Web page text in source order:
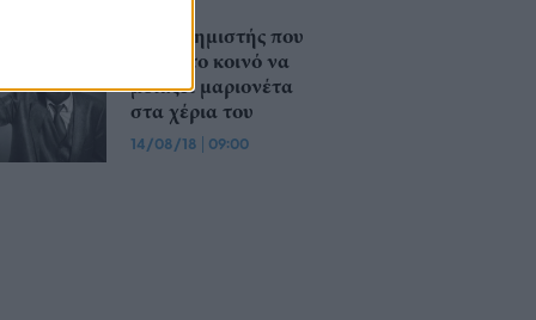
Ο διαφημιστής που
έκανε το κοινό να
μοιάζει μαριονέτα
στα χέρια του
14/08/18 | 09:00